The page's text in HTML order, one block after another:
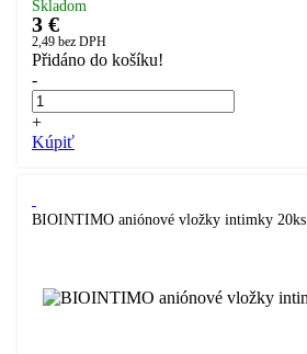
Skladom
3 €
2,49 bez DPH
Přidáno do košíku!
-
+
Kúpiť
BIOINTIMO aniónové vložky intimky 20ks